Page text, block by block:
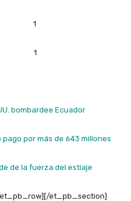
1
2 1
bombardee Ecuador
por más de 643 millones
de la fuerza del estiaje
et_pb_section]